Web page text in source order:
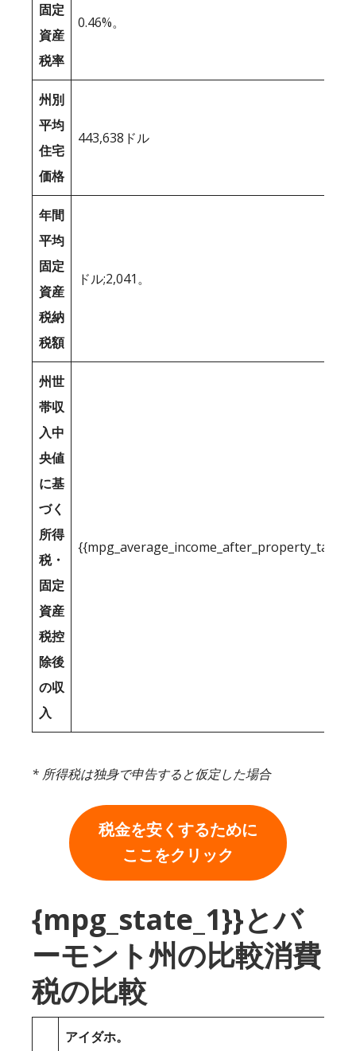
固定
資産
税率
0.46%。
州別
平均
住宅
価格
443,638ドル
年間
平均
固定
資産
税納
税額
ドル;2,041。
州世
帯収
入中
央値
に基
づく
所得
税・
固定
資産
税控
除後
の収
入
* 所得税は独身で申告すると仮定した場合
税金を安くするために
ここをクリック
{mpg_state_1}}とバ
ーモント州の比較消費
税の比較
アイダホ。